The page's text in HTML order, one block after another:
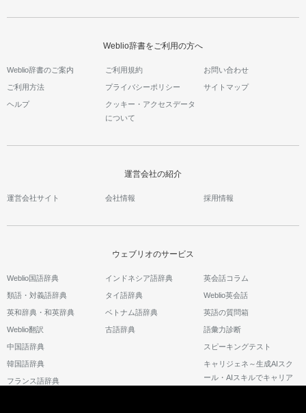
Weblio辞書をご利用の方へ
Weblio辞書のご案内 ご利用規約 お問い合わせ
ご利用方法 プライバシーポリシー サイトマップ
ヘルプ
クッキー・アクセスデータ
について
運営会社の紹介
運営会社サイト 会社情報 採用情報
ウェブリオのサービス
Weblio国語辞典
類語・対義語辞典
英和辞典・和英辞典
Weblio翻訳
中国語辞典
韓国語辞典
フランス語辞典
インドネシア語辞典
タイ語辞典
ベトナム語辞典
古語辞典
英会話コラム
Weblio英会話
英語の質問箱
語彙力診断
スピーキングテスト
キャリジェネ～生成AIスク
ール・AIスキルでキャリア